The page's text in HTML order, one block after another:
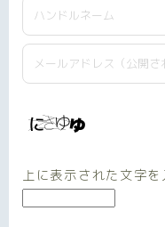
上に表示された文字